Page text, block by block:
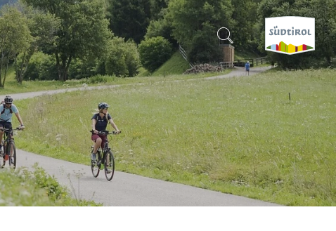
SUCHEN & BUCHEN
ENTDECKE SÜDTIROL
WANN?
-